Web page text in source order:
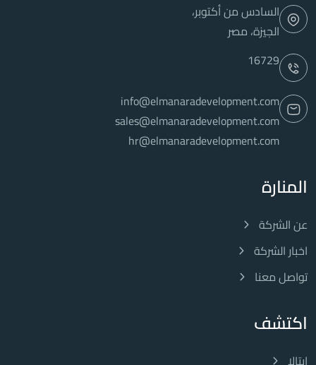
السادس من أكتوبر،
الجيزة، مصر
16729
info@elmanaradevelopment.com
sales@elmanaradevelopment.com
hr@elmanaradevelopment.com
المنارة
عن الشركة
اخبار الشركة
تواصل معنا
اكتشف